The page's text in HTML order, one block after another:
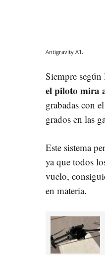
Antigravity A1.
Siempre
el piloto mira
grabadas con
grados en las
Este sistema
ya que todos
vuelo,
en materia.